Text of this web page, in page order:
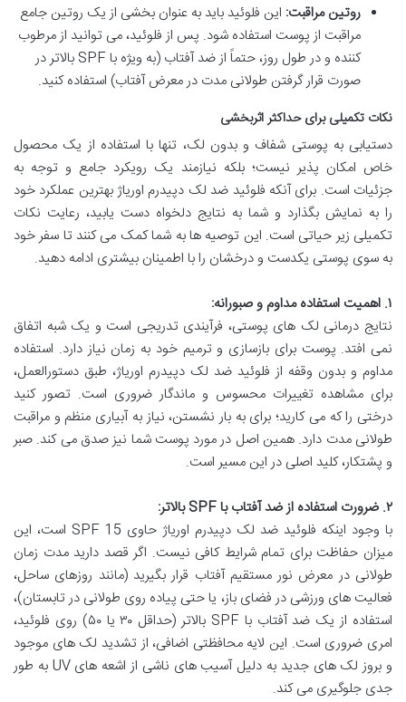
روتین مراقبت: این فلوئید باید به عنوان بخشی از یک روتین جامع
مراقبت از پوست استفاده شود. پس از فلوئید، می توانید از مرطوب
کننده و در طول روز، حتماً از ضد آفتاب (به ویژه با SPF بالاتر در
صورت قرار گرفتن طولانی مدت در معرض آفتاب) استفاده کنید.
نکات تکمیلی برای حداکثر اثربخشی
دستیابی به پوستی شفاف و بدون لک، تنها با استفاده از یک محصول
خاص امکان پذیر نیست؛ بلکه نیازمند یک رویکرد جامع و توجه به
جزئیات است. برای آنکه فلوئید ضد لک دپیدرم اوریاژ بهترین عملکرد خود
را به نمایش بگذارد و شما به نتایج دلخواه دست یابید، رعایت نکات
تکمیلی زیر حیاتی است. این توصیه ها به شما کمک می کنند تا سفر خود
به سوی پوستی یکدست و درخشان را با اطمینان بیشتری ادامه دهید.
۱. اهمیت استفاده مداوم و صبورانه:
نتایج درمانی لک های پوستی، فرآیندی تدریجی است و یک شبه اتفاق
نمی افتد. پوست برای بازسازی و ترمیم خود به زمان نیاز دارد. استفاده
مداوم و بدون وقفه از فلوئید ضد لک دپیدرم اوریاژ، طبق دستورالعمل،
برای مشاهده تغییرات محسوس و ماندگار ضروری است. تصور کنید
درختی را که می کارید؛ برای به بار نشستن، نیاز به آبیاری منظم و مراقبت
طولانی مدت دارد. همین اصل در مورد پوست شما نیز صدق می کند. صبر
و پشتکار، کلید اصلی در این مسیر است.
۲. ضرورت استفاده از ضد آفتاب با SPF بالاتر:
با وجود اینکه فلوئید ضد لک دپیدرم اوریاژ حاوی SPF 15 است، این
میزان حفاظت برای تمام شرایط کافی نیست. اگر قصد دارید مدت زمان
طولانی در معرض نور مستقیم آفتاب قرار بگیرید (مانند روزهای ساحل،
فعالیت های ورزشی در فضای باز، یا حتی پیاده روی طولانی در تابستان)،
استفاده از یک ضد آفتاب با SPF بالاتر (حداقل ۳۰ یا ۵۰) روی فلوئید،
امری ضروری است. این لایه محافظتی اضافی، از تشدید لک های موجود
و بروز لک های جدید به دلیل آسیب های ناشی از اشعه های UV به طور
جدی جلوگیری می کند.